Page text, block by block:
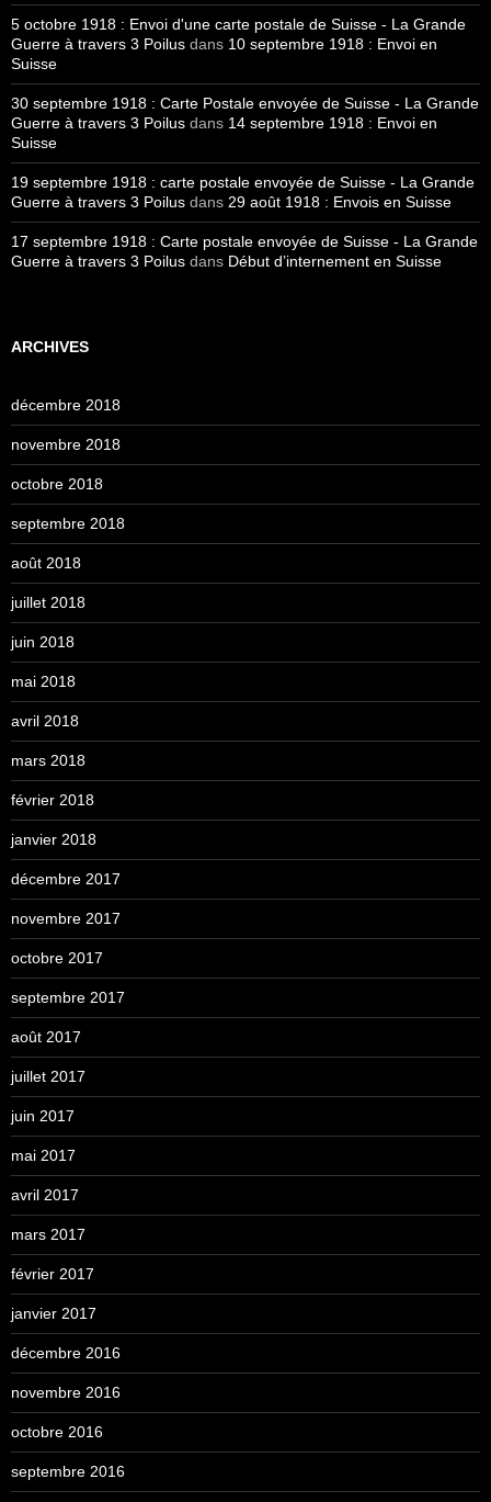
5 octobre 1918 : Envoi d'une carte postale de Suisse - La Grande
Guerre à travers 3 Poilus dans 10 septembre 1918 : Envoi en
Suisse
30 septembre 1918 : Carte Postale envoyée de Suisse - La Grande
Guerre à travers 3 Poilus dans 14 septembre 1918 : Envoi en
Suisse
19 septembre 1918 : carte postale envoyée de Suisse - La Grande
Guerre à travers 3 Poilus dans 29 août 1918 : Envois en Suisse
17 septembre 1918 : Carte postale envoyée de Suisse - La Grande
Guerre à travers 3 Poilus dans Début d’internement en Suisse
ARCHIVES
décembre 2018
novembre 2018
octobre 2018
septembre 2018
août 2018
juillet 2018
juin 2018
mai 2018
avril 2018
mars 2018
février 2018
janvier 2018
décembre 2017
novembre 2017
octobre 2017
septembre 2017
août 2017
juillet 2017
juin 2017
mai 2017
avril 2017
mars 2017
février 2017
janvier 2017
décembre 2016
novembre 2016
octobre 2016
septembre 2016